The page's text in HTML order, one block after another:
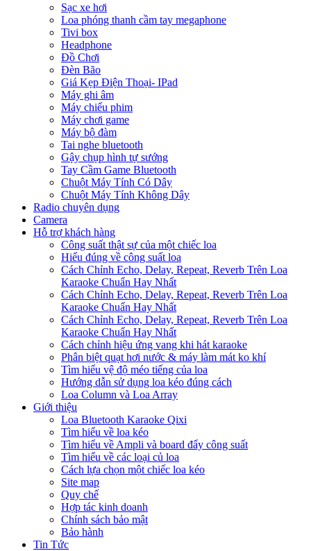
Sạc xe hơi
Loa phóng thanh cầm tay megaphone
Tivi box
Headphone
Đồ Chơi
Đèn Bão
Giá Kẹp Điện Thoại- IPad
Máy ghi âm
Máy chiếu phim
Máy chơi game
Máy bộ đàm
Tai nghe bluetooth
Gậy chụp hình tự sướng
Tay Cầm Game Bluetooth
Chuột Máy Tính Có Dây
Chuột Máy Tính Không Dây
Radio chuyên dụng
Camera
Hỗ trợ khách hàng
Công suất thật sự của một chiếc loa
Hiểu đúng về công suất loa
Cách Chỉnh Echo, Delay, Repeat, Reverb Trên Loa
Karaoke Chuẩn Hay Nhất
Cách Chỉnh Echo, Delay, Repeat, Reverb Trên Loa
Karaoke Chuẩn Hay Nhất
Cách Chỉnh Echo, Delay, Repeat, Reverb Trên Loa
Karaoke Chuẩn Hay Nhất
Cách chỉnh hiệu ứng vang khi hát karaoke
Phân biệt quạt hơi nước & máy làm mát ko khí
Tìm hiểu vệ độ méo tiếng của loa
Hướng dẫn sử dụng loa kéo đúng cách
Loa Column và Loa Array
Giới thiệu
Loa Bluetooth Karaoke Qixi
Tìm hiểu về loa kéo
Tìm hiểu về Ampli và board đẩy công suất
Tìm hiểu về các loại củ loa
Cách lựa chọn một chiếc loa kéo
Site map
Quy chế
Hợp tác kinh doanh
Chính sách bảo mật
Bảo hành
Tin Tức